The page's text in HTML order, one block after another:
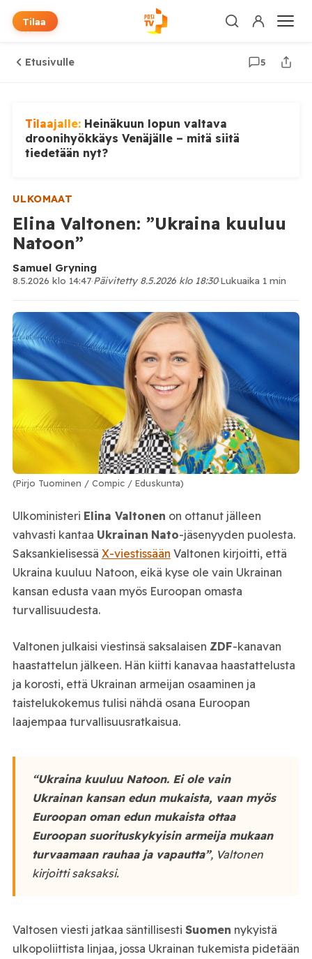
Tilaa
Etusivulle 5
Tilaajalle: Heinäkuun lopun valtava
droonihyökkäys Venäjälle – mitä siitä
tiedetään nyt?
ULKOMAAT
Elina Valtonen: ”Ukraina kuuluu
Natoon”
Samuel Gryning
8.5.2026 klo 14:47·Päivitetty 8.5.2026 klo 18:30·Lukuaika 1 min
(Pirjo Tuominen / Compic / Eduskunta)
Ulkoministeri Elina Valtonen on ottanut jälleen
vahvasti kantaa Ukrainan Nato-jäsenyyden puolesta.
Saksankielisessä X-viestissään Valtonen kirjoitti, että
Ukraina kuuluu Natoon, eikä kyse ole vain Ukrainan
kansan edusta vaan myös Euroopan omasta
turvallisuudesta.
Valtonen julkaisi viestinsä saksalaisen ZDF-kanavan
haastattelun jälkeen. Hän kiitti kanavaa haastattelusta
ja korosti, että Ukrainan armeijan osaaminen ja
taistelukokemus tulisi nähdä osana Euroopan
laajempaa turvallisuusratkaisua.
“Ukraina kuuluu Natoon. Ei ole vain
Ukrainan kansan edun mukaista, vaan myös
Euroopan oman edun mukaista ottaa
Euroopan suorituskykyisin armeija mukaan
turvaamaan rauhaa ja vapautta”, Valtonen
kirjoitti saksaksi.
Valtosen viesti jatkaa säntillisesti Suomen nykyistä
ulkopoliittista linjaa, jossa Ukrainan tukemista pidetään